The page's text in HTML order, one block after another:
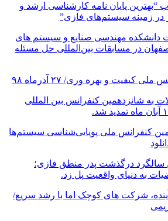
“بهترین پایان ­نامه کارشناسی­ ارشد و
در زمینه سیستم‌های فازی”
مهندسی صنایع و سیستم های
در مسابقات بین‌المللی حل مسئله
کیفیت و بهره وری/ ۲۷ آذرماه ۹۸
به شانزدهمین کنفرانس بین المللی
کنفرانس ملی پویایی‌شناسی سیستم‌ها
سالگرد درگذشت پدر منطق فازی؛
به دنیای واقعیت پل زد.
شرکت های کوچک اما با رشد سریع/